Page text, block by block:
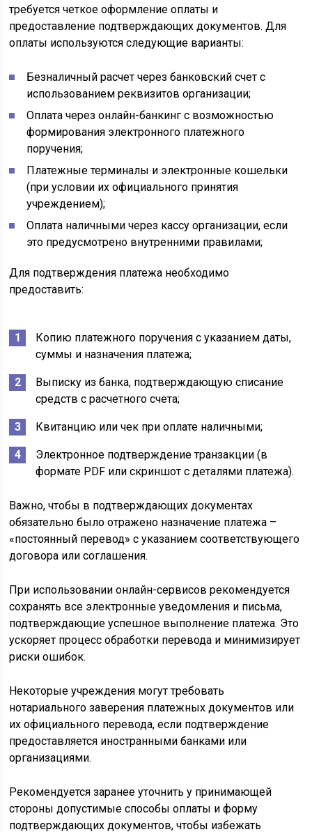
требуется четкое оформление оплаты и
предоставление подтверждающих документов. Для
оплаты используются следующие варианты:
Безналичный расчет через банковский счет с
использованием реквизитов организации;
Оплата через онлайн-банкинг с возможностью
формирования электронного платежного
поручения;
Платежные терминалы и электронные кошельки
(при условии их официального принятия
учреждением);
Оплата наличными через кассу организации, если
это предусмотрено внутренними правилами;
Для подтверждения платежа необходимо
предоставить:
Копию платежного поручения с указанием даты,
суммы и назначения платежа;
Выписку из банка, подтверждающую списание
средств с расчетного счета;
Квитанцию или чек при оплате наличными;
Электронное подтверждение транзакции (в
формате PDF или скриншот с деталями платежа).
Важно, чтобы в подтверждающих документах
обязательно было отражено назначение платежа –
«постоянный перевод» с указанием соответствующего
договора или соглашения.
При использовании онлайн-сервисов рекомендуется
сохранять все электронные уведомления и письма,
подтверждающие успешное выполнение платежа. Это
ускоряет процесс обработки перевода и минимизирует
риски ошибок.
Некоторые учреждения могут требовать
нотариального заверения платежных документов или
их официального перевода, если подтверждение
предоставляется иностранными банками или
организациями.
Рекомендуется заранее уточнить у принимающей
стороны допустимые способы оплаты и форму
подтверждающих документов, чтобы избежать